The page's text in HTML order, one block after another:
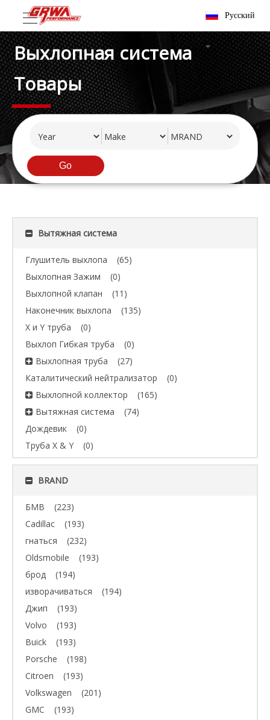
Pусский
Выхлопная система
Товары
Go
Вытяжная система
Глушитель выхлопа
(65)
Выхлопная Зажим
(0)
Выхлопной клапан
(11)
Наконечник выхлопа
(135)
X и Y труба
(0)
Выхлоп Гибкая труба
(0)
Выхлопная труба
(27)
Каталитический нейтрализатор
(0)
Выхлопной коллектор
(165)
Вытяжная система
(74)
Дождевик
(0)
Труба X & Y
(0)
BRAND
БМВ
(223)
Cadillac
(193)
гнаться
(232)
Oldsmobile
(193)
брод
(194)
изворачиваться
(194)
Джип
(193)
Volvo
(193)
Buick
(193)
Porsche
(198)
Citroen
(193)
Volkswagen
(201)
GMC
(193)